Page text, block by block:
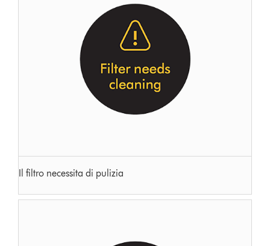
Il filtro necessita di pulizia